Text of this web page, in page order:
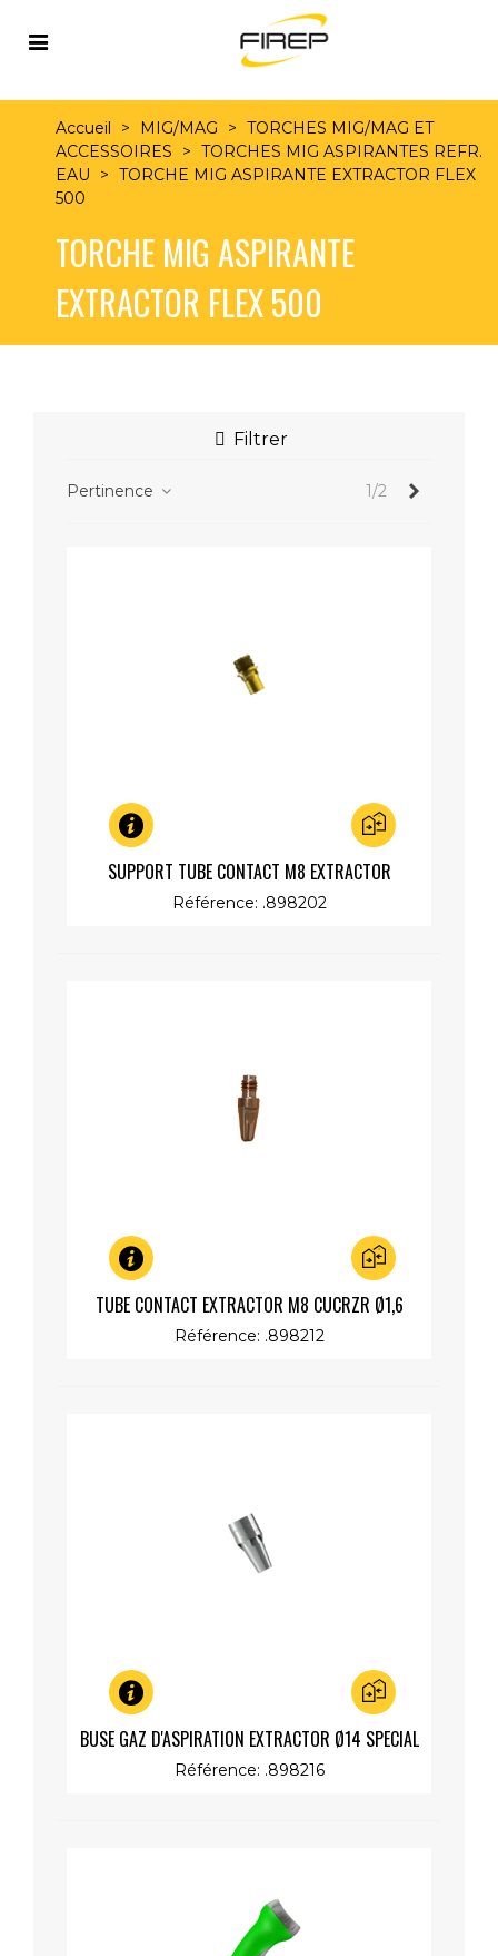
Accueil > MIG/MAG > TORCHES MIG/MAG ET
ACCESSOIRES
> TORCHES MIG ASPIRANTES REFR.
EAU
> TORCHE MIG ASPIRANTE EXTRACTOR FLEX
500
TORCHE MIG ASPIRANTE
EXTRACTOR FLEX 500
Filtrer
Pertinence 1/2
SUPPORT TUBE CONTACT M8 EXTRACTOR
Référence: .898202
TUBE CONTACT EXTRACTOR M8 CUCRZR Ø1,6
Référence: .898212
BUSE GAZ D'ASPIRATION EXTRACTOR Ø14 SPECIAL
Référence: .898216